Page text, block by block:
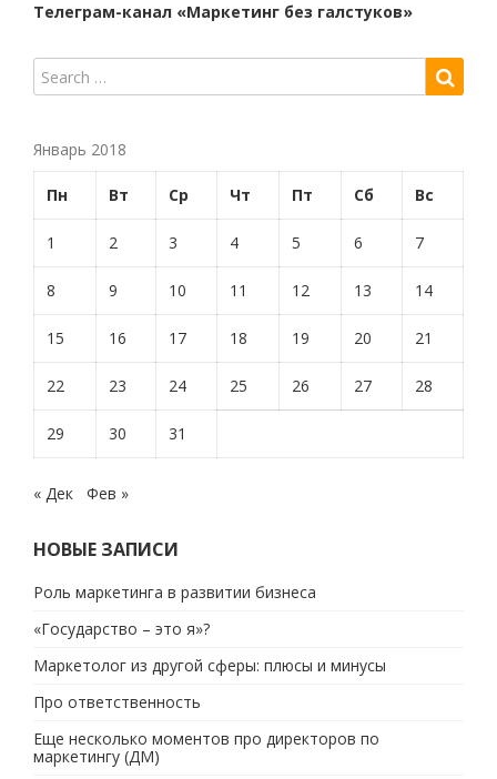
Телеграм-канал «Маркетинг без галстуков»
Январь 2018
Пн Вт Ср Чт Пт Сб Вс
1 2 3 4 5 6 7
8 9 10 11 12 13 14
15 16 17 18 19 20 21
22 23 24 25 26 27 28
29 30 31
« Дек Фев »
НОВЫЕ ЗАПИСИ
Роль маркетинга в развитии бизнеса
«Государство – это я»?
Маркетолог из другой сферы: плюсы и минусы
Про ответственность
Еще несколько моментов про директоров по
маркетингу (ДМ)